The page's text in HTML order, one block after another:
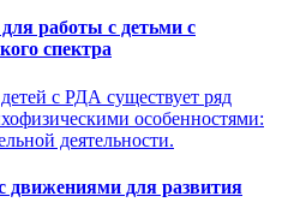
работы с детьми с
спектра
с РДА существует ряд
особенностями:
деятельности.
движениями для развития